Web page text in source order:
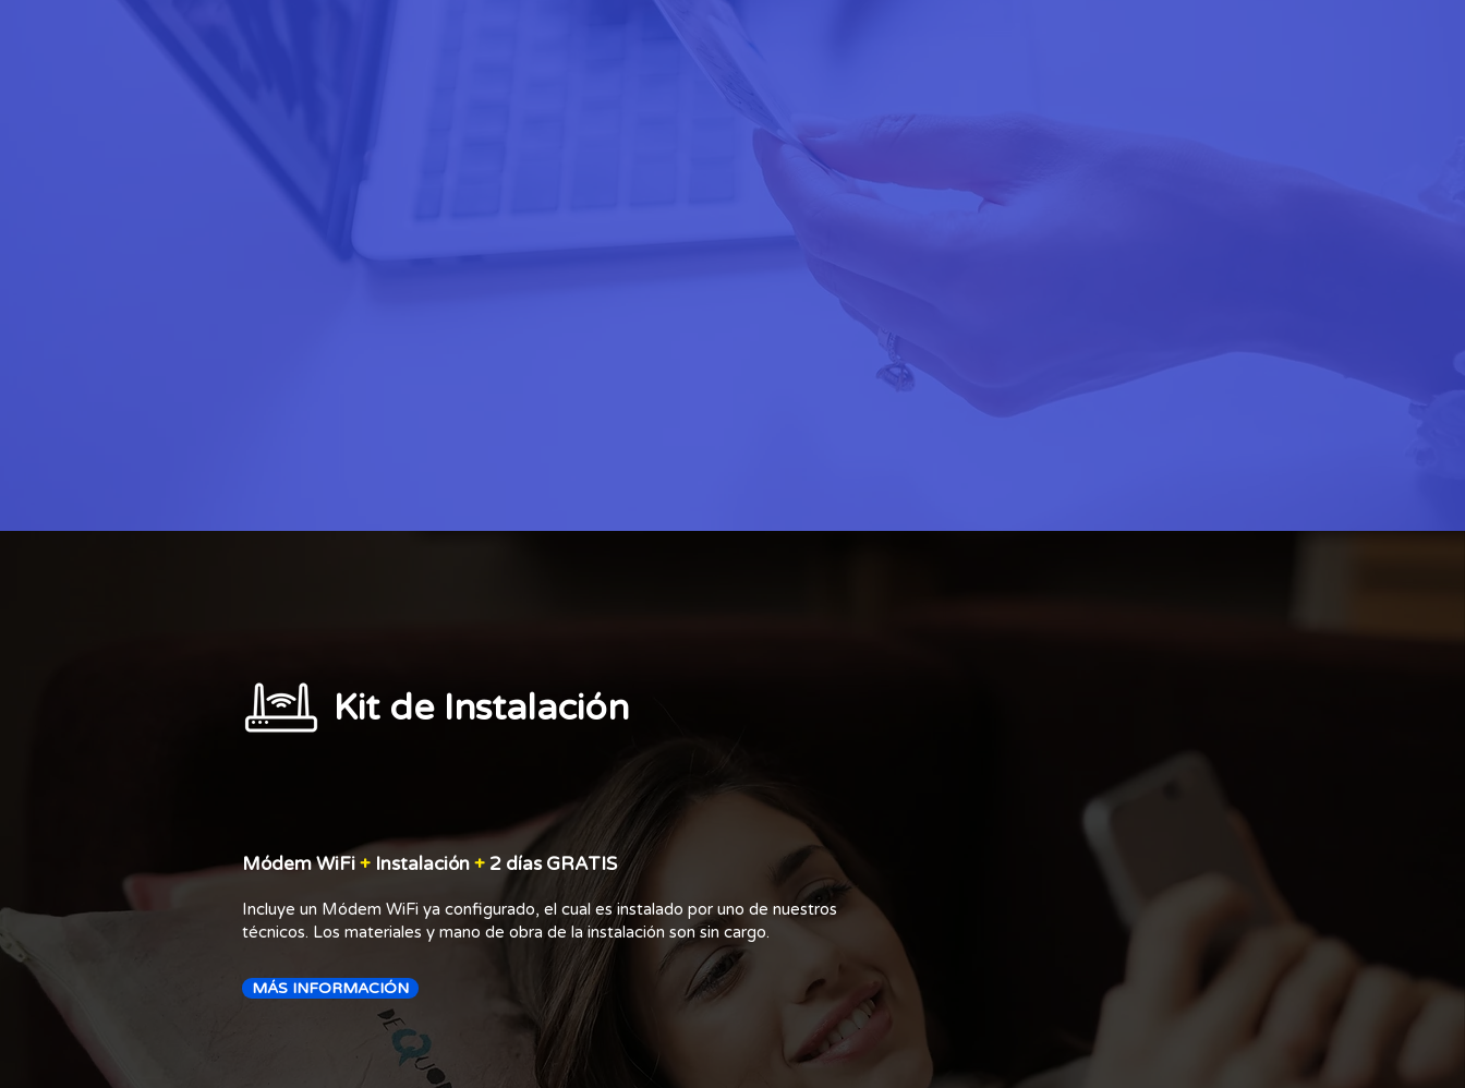
Kit de Instalación
Módem WiFi+ Instalación+ 2 días GRATIS
Incluye un Módem WiFi ya configurado, el cual es instalado por uno de nuestros
técnicos. Los materiales y mano de obra de la instalación son sin cargo.
MÁS INFORMACIÓN